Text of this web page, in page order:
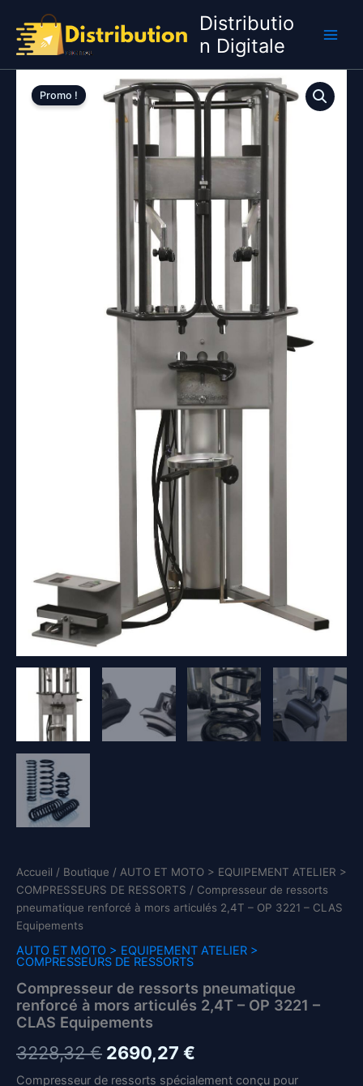
contenu
Distributio
n Digitale
Promo !
Accueil / Boutique / AUTO ET MOTO > EQUIPEMENT ATELIER >
COMPRESSEURS DE RESSORTS / Compresseur de ressorts
pneumatique renforcé à mors articulés 2,4T – OP 3221 – CLAS
Equipements
AUTO ET MOTO > EQUIPEMENT ATELIER >
COMPRESSEURS DE RESSORTS
Compresseur de ressorts pneumatique
renforcé à mors articulés 2,4T – OP 3221 –
CLAS Equipements
3228,32€ Le
prix
2690,27 €
prix
Compresseur de ressorts spécialement conçu pour